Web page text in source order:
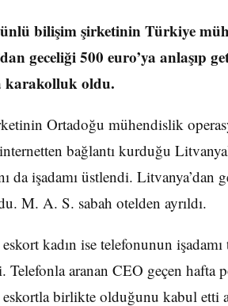
bilişim şirketinin Türkiye
geceliği 500 euro’ya anlaşıp
karakolluk oldu.
Ortadoğu mühendislik
bağlantı kurduğu
da işadamı üstlendi. Litvanya’dan
M. A. S. sabah otelden ayrıldı.
kadın ise telefonunun
Telefonla aranan CEO geçen hafta
birlikte olduğunu kabul etti